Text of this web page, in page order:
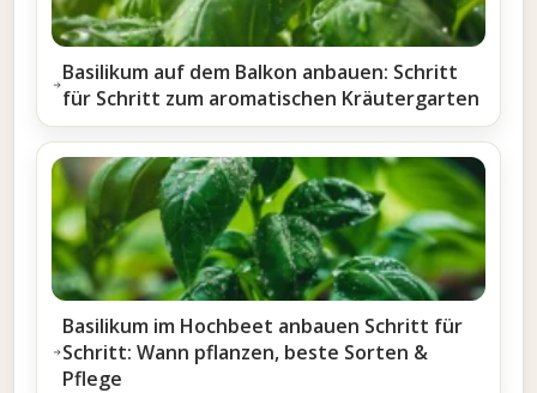
Basilikum auf dem Balkon anbauen: Schritt
für Schritt zum aromatischen Kräutergarten
Basilikum im Hochbeet anbauen Schritt für
Schritt: Wann pflanzen, beste Sorten &
Pflege